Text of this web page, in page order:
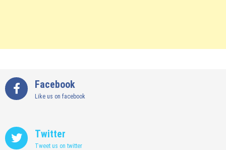
Facebook
Like us on facebook
Twitter
Tweet us on twitter